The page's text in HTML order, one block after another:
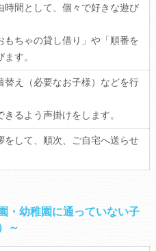
時間として、個々で好きな遊び
もちゃの貸し借り」や「順番を
す。
替え（必要なお子様）などを行
るよう声掛けをします。
をして、順次、ご自宅へ送らせ
・幼稚園に通っていない子
～